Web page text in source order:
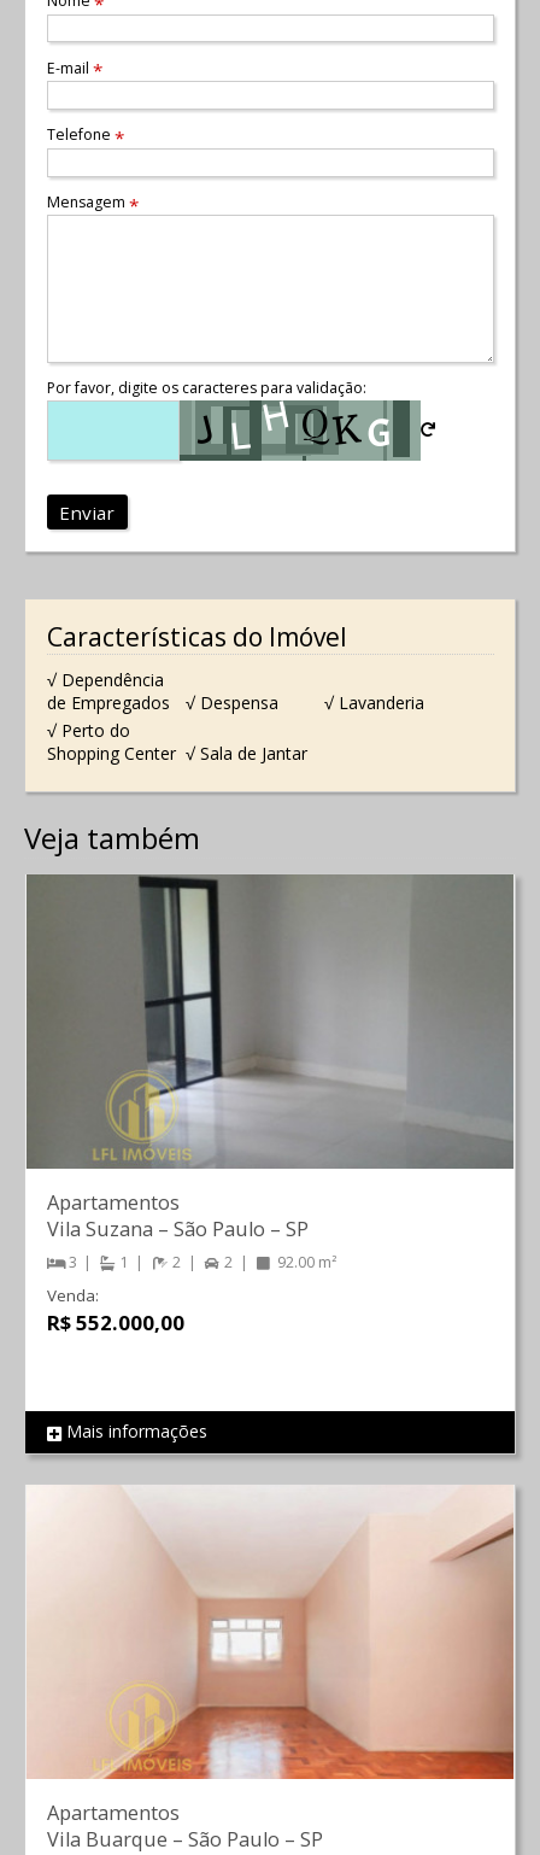
E-mail *
Telefone *
Mensagem *
Por favor, digite os caracteres para validação:
Enviar
Características do Imóvel
√ Dependência
de Empregados
√ Despensa
√ Lavanderia
√ Perto do
Shopping Center √ Sala de Jantar
Veja também
REF 708
Apartamentos
Vila Suzana – São Paulo – SP
3 1 2 2 92.00 m²
Venda:
R$ 552.000,00
Mais informações
Apartamentos
Vila Buarque – São Paulo – SP